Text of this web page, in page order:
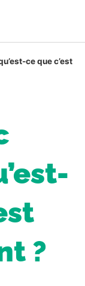
ce que c’est
?